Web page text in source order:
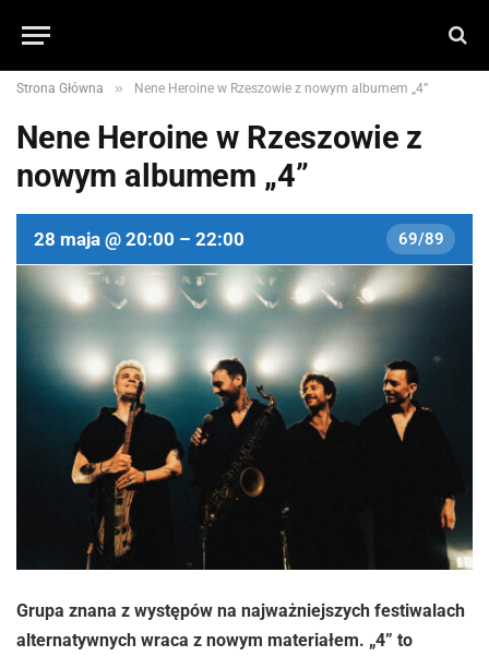
Strona Główna » Nene Heroine w Rzeszowie z nowym albumem „4”
Nene Heroine w Rzeszowie z
nowym albumem „4”
28 maja @ 20:00 – 22:00 69/89
Grupa znana z występów na najważniejszych festiwalach
alternatywnych wraca z nowym materiałem. „4” to